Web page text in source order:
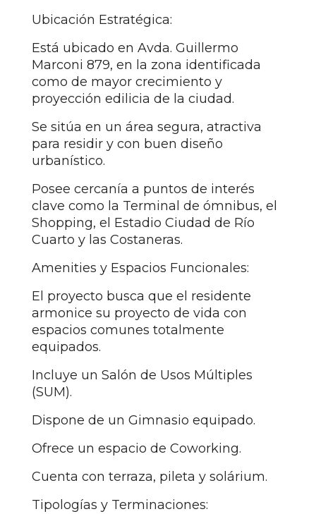
Ubicación Estratégica:
Está ubicado en Avda. Guillermo
Marconi 879, en la zona identificada
como de mayor crecimiento y
proyección edilicia de la ciudad.
Se sitúa en un área segura, atractiva
para residir y con buen diseño
urbanístico.
Posee cercanía a puntos de interés
clave como la Terminal de ómnibus, el
Shopping, el Estadio Ciudad de Río
Cuarto y las Costaneras.
Amenities y Espacios Funcionales:
El proyecto busca que el residente
armonice su proyecto de vida con
espacios comunes totalmente
equipados.
Incluye un Salón de Usos Múltiples
(SUM).
Dispone de un Gimnasio equipado.
Ofrece un espacio de Coworking.
Cuenta con terraza, pileta y solárium.
Tipologías y Terminaciones: